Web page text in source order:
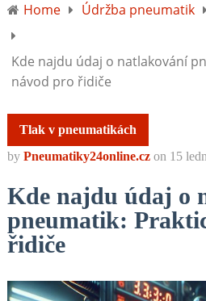
Home Údržba pneumatik
Kde najdu údaj o natlakování
návod pro řidiče
Tlak v pneumatikách
by Pneumatiky24online.cz on 15
Kde najdu údaj o
pneumatik:
řidiče